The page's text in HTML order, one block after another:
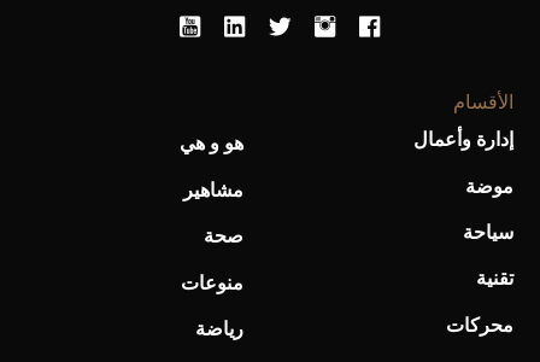
أحذية Mary Jane: ترف وأناقة للرجال
الأقسام
إدارة وأعمال
موضة
سياحة
تقنية
محركات
هو و هي
مشاهير
صحة
منوعات
رياضة